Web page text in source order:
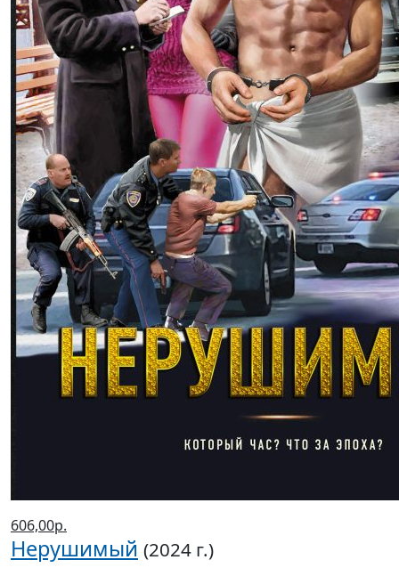
606,00р.
Нерушимый (2024 г.)